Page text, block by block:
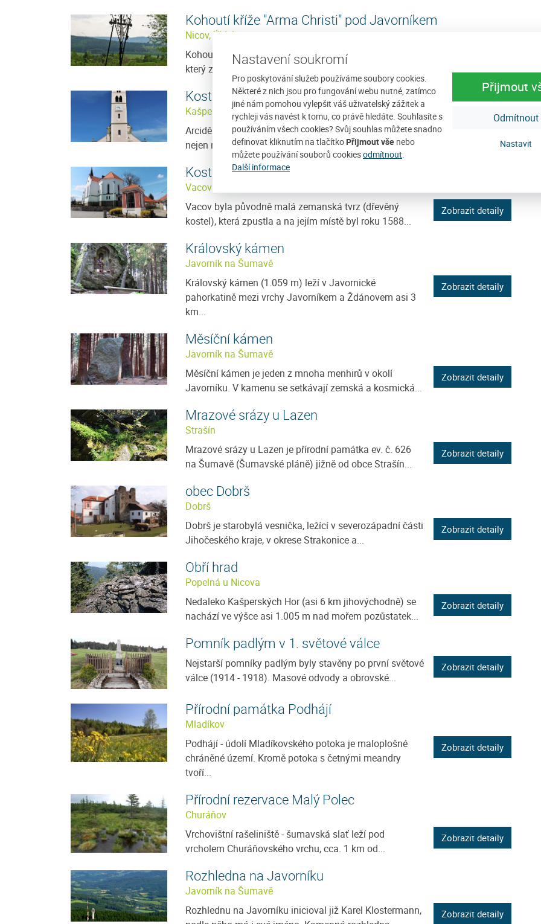
Nastavení soukromí
Pro poskytování služeb používáme soubory cookies.
Některé z nich jsou pro fungování webu nutné, zatímco
jiné nám pomohou vylepšit váš uživatelský zážitek a
rychleji vás navést k tomu, co právě hledáte. Souhlasíte s
používáním všech cookies? Svůj souhlas můžete snadno
definovat kliknutím na tlačítko Přijmout vše nebo
můžete používání souborů cookiesodmítnout.
Další informace
Přijmout
Odmítnout
Nastavit
Kohoutí kříže "Arma Christi" pod Javorníkem
Nicov, Úbislav
Kohoutí kříže dostaly svůj český název podle kohouta,
který zakokrhal poté, co apoštol Petr třikrát...
Kostel sv. Markéty v Kašperských Horách
Kašperské hory
Arciděkanský kostel sv. Markéty je hlavní dominantou
nejen náměstí ale celého sídelního útvaru města...
Zobrazit detaily
Kostel sv. Mikuláše ve Vacově
Vacov
Vacov byla původně malá zemanská tvrz (dřevěný
kostel), která zpustla a na jejím místě byl roku 1588...
Zobrazit detaily
Královský kámen
Javorník na Šumavě
Královský kámen (1.059 m) leží v Javornické
pahorkatině mezi vrchy Javorníkem a Ždánovem asi 3
km...
Zobrazit detaily
Měsíční kámen
Javorník na Šumavě
Měsíční kámen je jeden z mnoha menhirů v okolí
Javorníku. V kamenu se setkávají zemská a kosmická...
Zobrazit detaily
Mrazové srázy u Lazen
Strašín
Mrazové srázy u Lazen je přírodní památka ev. č. 626
na Šumavě (Šumavské pláně) jižně od obce Strašín...
Zobrazit detaily
obec Dobrš
Dobrš
Dobrš je starobylá vesnička, ležící v severozápadní části
Jihočeského kraje, v okrese Strakonice a...
Zobrazit detaily
Obří hrad
Popelná u Nicova
Nedaleko Kašperských Hor (asi 6 km jihovýchodně) se
nachází ve výšce asi 1.005 m nad mořem pozůstatek...
Zobrazit detaily
Pomník padlým v 1. světové válce
Nejstarší pomníky padlým byly stavěny po první světové
válce (1914 - 1918). Masové odvody a obrovské...
Zobrazit detaily
Přírodní památka Podhájí
Mladíkov
Podhájí - údolí Mladíkovského potoka je maloplošné
chráněné území. Kromě potoka s četnými meandry
tvoří...
Zobrazit detaily
Přírodní rezervace Malý Polec
Churáňov
Vrchovištní rašeliniště - šumavská slať leží pod
vrcholem Churáňovského vrchu, cca. 1 km od...
Zobrazit detaily
Rozhledna na Javorníku
Javorník na Šumavě
Rozhlednu na Javorníku inicioval již Karel Klostermann,
Zobrazit detaily